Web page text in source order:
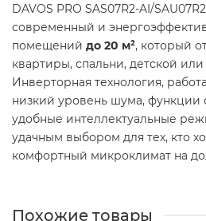
DAVOS PRO SAS07R2-AI/
современный и
помещений до 20 м², который
квартиры, спальни, детской
Инверторная технология,
низкий уровень шума, функции
удобные интеллектуальные
удачным выбором для тех, кто
комфортный микроклимат на
Похожие товары